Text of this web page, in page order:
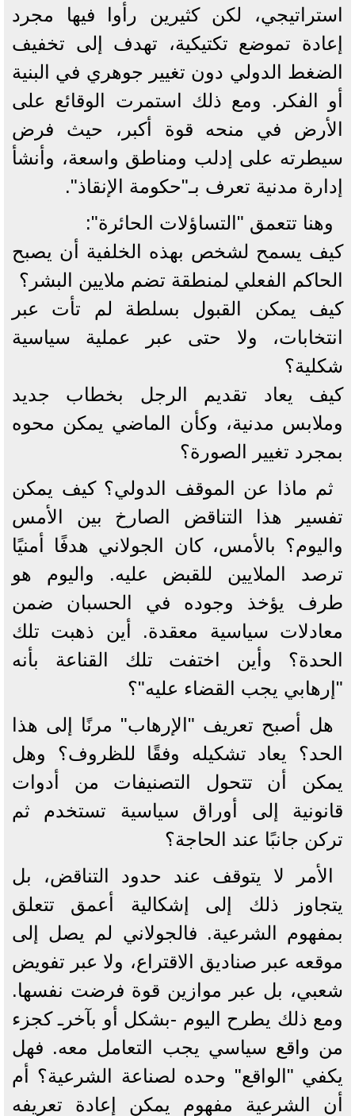
استراتيجي، لكن كثيرين رأوا فيها مجرد
إعادة تموضع تكتيكية، تهدف إلى تخفيف
الضغط الدولي دون تغيير جوهري في البنية
أو الفكر. ومع ذلك استمرت الوقائع على
الأرض في منحه قوة أكبر، حيث فرض
سيطرته على إدلب ومناطق واسعة، وأنشأ
إدارة مدنية تعرف بـ"حكومة الإنقاذ".
وهنا تتعمق "التساؤلات الحائرة":
كيف يسمح لشخص بهذه الخلفية أن يصبح
الحاكم الفعلي لمنطقة تضم ملايين البشر؟
كيف يمكن القبول بسلطة لم تأت عبر
انتخابات، ولا حتى عبر عملية سياسية
شكلية؟
كيف يعاد تقديم الرجل بخطاب جديد
وملابس مدنية، وكأن الماضي يمكن محوه
بمجرد تغيير الصورة؟
ثم ماذا عن الموقف الدولي؟ كيف يمكن
تفسير هذا التناقض الصارخ بين الأمس
واليوم؟ بالأمس، كان الجولاني هدفًا أمنيًا
ترصد الملايين للقبض عليه. واليوم هو
طرف يؤخذ وجوده في الحسبان ضمن
معادلات سياسية معقدة. أين ذهبت تلك
الحدة؟ وأين اختفت تلك القناعة بأنه
"إرهابي يجب القضاء عليه"؟
هل أصبح تعريف "الإرهاب" مرنًا إلى هذا
الحد؟ يعاد تشكيله وفقًا للظروف؟ وهل
يمكن أن تتحول التصنيفات من أدوات
قانونية إلى أوراق سياسية تستخدم ثم
تركن جانبًا عند الحاجة؟
الأمر لا يتوقف عند حدود التناقض، بل
يتجاوز ذلك إلى إشكالية أعمق تتعلق
بمفهوم الشرعية. فالجولاني لم يصل إلى
موقعه عبر صناديق الاقتراع، ولا عبر تفويض
شعبي، بل عبر موازين قوة فرضت نفسها.
ومع ذلك يطرح اليوم -بشكل أو بآخرـ كجزء
من واقع سياسي يجب التعامل معه. فهل
يكفي "الواقع" وحده لصناعة الشرعية؟ أم
أن الشرعية مفهوم يمكن إعادة تعريفه